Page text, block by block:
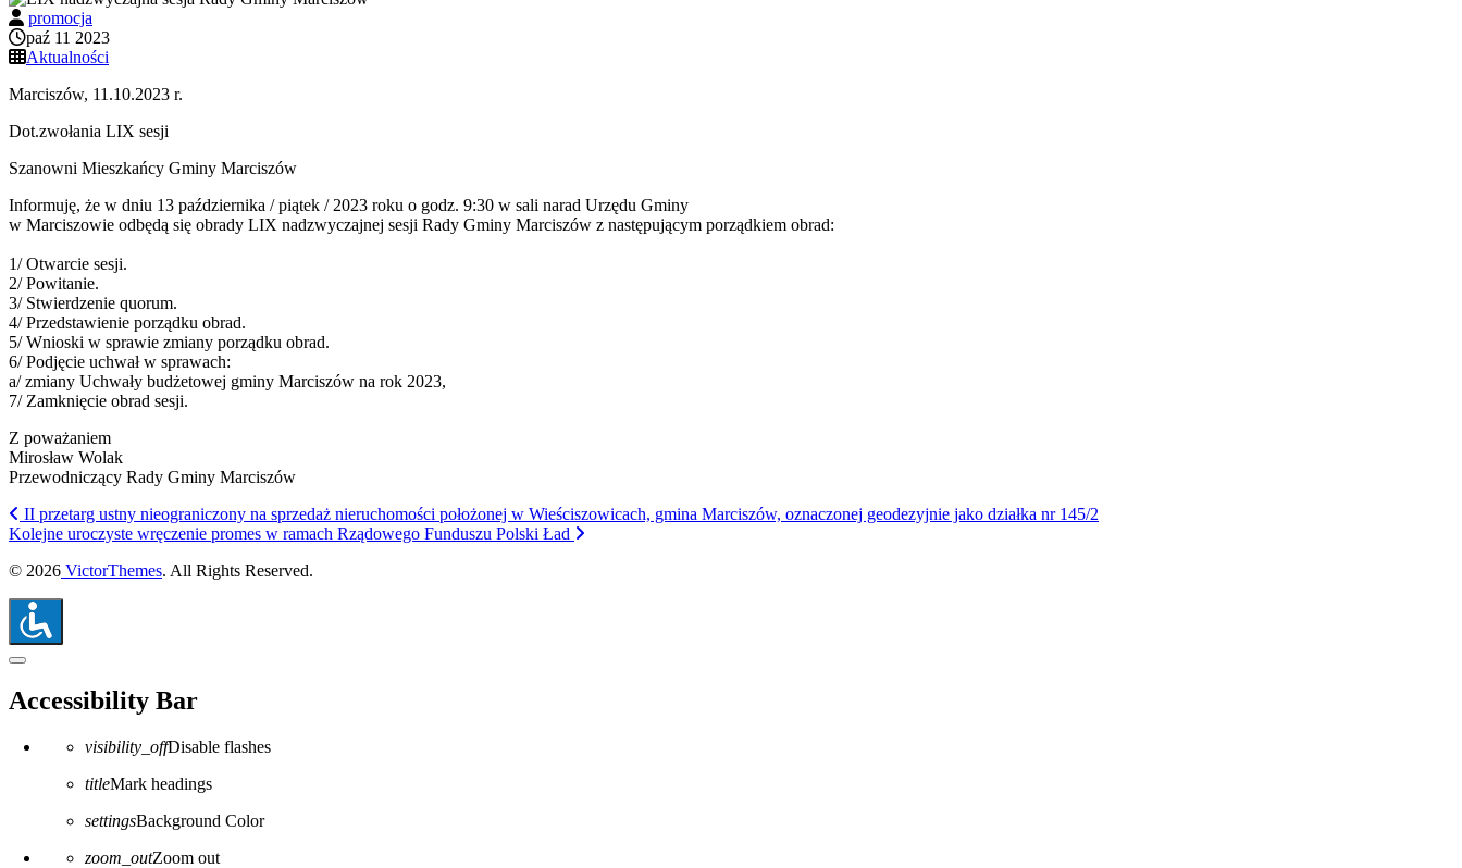
promocja
paź 11 2023
Aktualności
Marciszów, 11.10.2023 r.
Dot.zwołania LIX sesji
Szanowni Mieszkańcy Gminy Marciszów
Informuję, że w dniu 13 października / piątek / 2023 roku o godz. 9:30 w sali narad Urzędu Gminy
w Marciszowie odbędą się obrady LIX nadzwyczajnej sesji Rady Gminy Marciszów z następującym porządkiem obrad:
1/ Otwarcie sesji.
2/ Powitanie.
3/ Stwierdzenie quorum.
4/ Przedstawienie porządku obrad.
5/ Wnioski w sprawie zmiany porządku obrad.
6/ Podjęcie uchwał w sprawach:
a/ zmiany Uchwały budżetowej gminy Marciszów na rok 2023,
7/ Zamknięcie obrad sesji.
Z poważaniem
Mirosław Wolak
Przewodniczący Rady Gminy Marciszów
II przetarg ustny nieograniczony na sprzedaż nieruchomości położonej w Wieściszowicach, gmina Marciszów, oznaczonej geodezyjnie jako działka nr 145/2
Kolejne uroczyste wręczenie promes w ramach Rządowego Funduszu Polski Ład
© 2026 VictorThemes. All Rights Reserved.
Close the accessibility toolbar
Accessibility Bar
visibility_offDisable flashes
titleMark headings
settingsBackground Color
zoom_outZoom out